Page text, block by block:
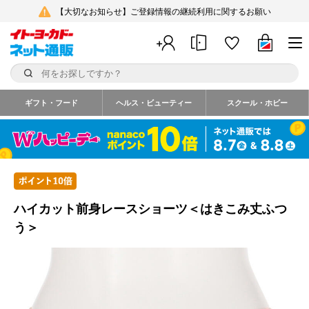
【大切なお知らせ】ご登録情報の継続利用に関するお願い
ギフト・フード ヘルス・ビューティー スクール・ホビー
ハイカット前身レースショーツ＜はきこみ丈ふつ
う＞